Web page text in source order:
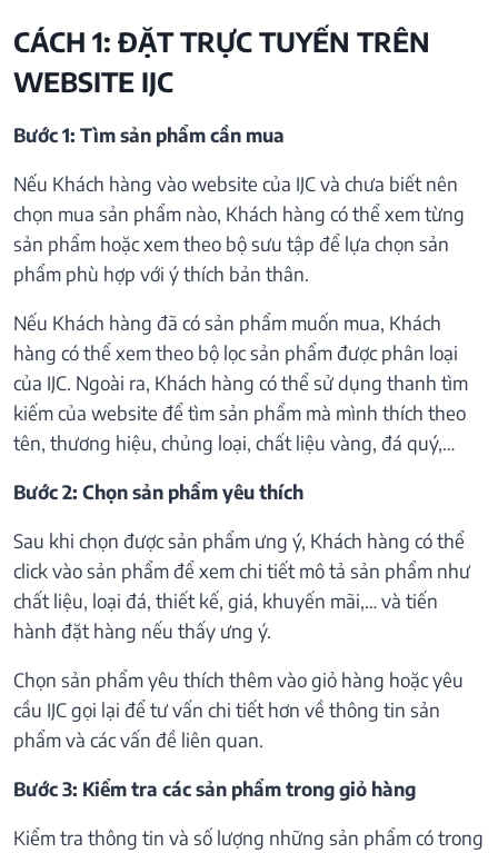
CÁCH 1: ĐẶT TRỰC TUYẾN TRÊN
WEBSITE IJC
Bước 1: Tìm sản phẩm cần mua
Nếu Khách hàng vào website của IJC và chưa biết nên
chọn mua sản phẩm nào, Khách hàng có thể xem từng
sản phẩm hoặc xem theo bộ sưu tập để lựa chọn sản
phẩm phù hợp với ý thích bản thân.
Nếu Khách hàng đã có sản phẩm muốn mua, Khách
hàng có thể xem theo bộ lọc sản phẩm được phân loại
của IJC. Ngoài ra, Khách hàng có thể sử dụng thanh tìm
kiếm của website để tìm sản phẩm mà mình thích theo
tên, thương hiệu, chủng loại, chất liệu vàng, đá quý,…
Bước 2: Chọn sản phẩm yêu thích
Sau khi chọn được sản phẩm ưng ý, Khách hàng có thể
click vào sản phẩm để xem chi tiết mô tả sản phẩm như
chất liệu, loại đá, thiết kế, giá, khuyến mãi,… và tiến
hành đặt hàng nếu thấy ưng ý.
Chọn sản phẩm yêu thích thêm vào giỏ hàng hoặc yêu
cầu IJC gọi lại để tư vấn chi tiết hơn về thông tin sản
phẩm và các vấn đề liên quan.
Bước 3: Kiểm tra các sản phẩm trong giỏ hàng
Kiểm tra thông tin và số lượng những sản phẩm có trong